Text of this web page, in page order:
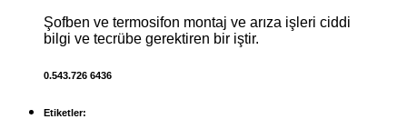
Şofben ve termosifon montaj ve arıza işleri ciddi
bilgi ve tecrübe gerektiren bir iştir.
0.543.726 6436
Etiketler: